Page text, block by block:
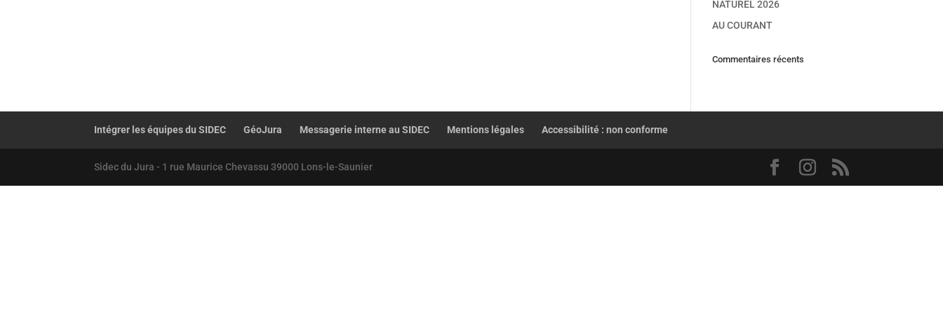
NATUREL 2026
AU COURANT
Commentaires récents
Intégrer les équipes du SIDEC GéoJura Messagerie interne au SIDEC Mentions légales Accessibilité : non conforme
Sidec du Jura - 1 rue Maurice Chevassu 39000 Lons-le-Saunier